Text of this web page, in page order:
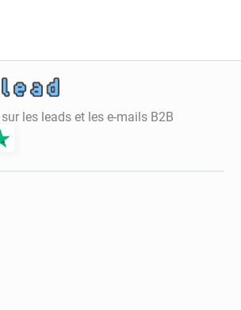
les leads et les e-mails B2B